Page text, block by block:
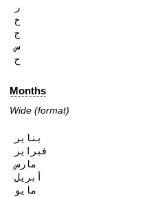
ر
خ
ج
س
ح
Months
Wide (format)
يناير
فبراير
مارس
أبريل
مايو